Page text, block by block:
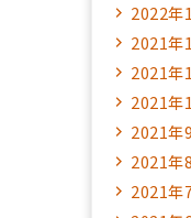
2022年
2021年
2021年
2021年
2021年
2021年
2021年